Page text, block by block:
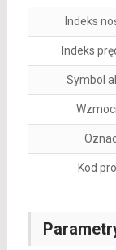
Indeks
Indeks
Symbol
Kod